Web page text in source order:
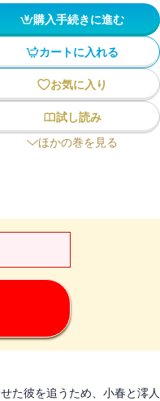
購入手続きに進む
カートに入れる
お気に入り
試し読み
ほかの巻を見る
た彼を追うため、小春と澪人